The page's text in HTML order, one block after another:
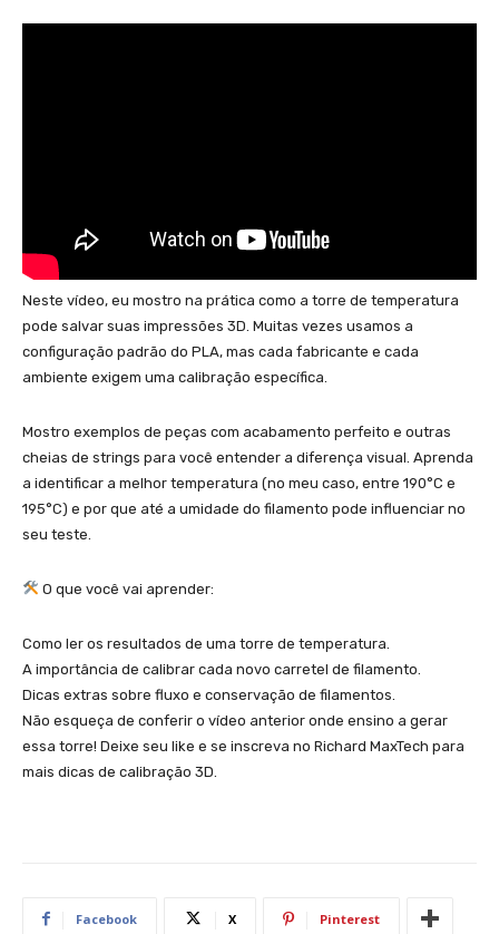
Neste vídeo, eu mostro na prática como a torre de temperatura
pode salvar suas impressões 3D. Muitas vezes usamos a
configuração padrão do PLA, mas cada fabricante e cada
ambiente exigem uma calibração específica.
Mostro exemplos de peças com acabamento perfeito e outras
cheias de strings para você entender a diferença visual. Aprenda
a identificar a melhor temperatura (no meu caso, entre 190°C e
195°C) e por que até a umidade do filamento pode influenciar no
seu teste.
O que você vai aprender:
Como ler os resultados de uma torre de temperatura.
A importância de calibrar cada novo carretel de filamento.
Dicas extras sobre fluxo e conservação de filamentos.
Não esqueça de conferir o vídeo anterior onde ensino a gerar
essa torre! Deixe seu like e se inscreva no Richard MaxTech para
mais dicas de calibração 3D.
Facebook X Pinterest